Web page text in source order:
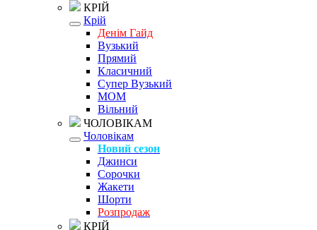
КРІЙ
Крій
Денім Гайд
Вузький
Прямий
Класичний
Супер Вузький
MOM
Вільний
ЧОЛОВІКАМ
Чоловікам
Новий сезон
Джинси
Сорочки
Жакети
Шорти
Розпродаж
КРІЙ